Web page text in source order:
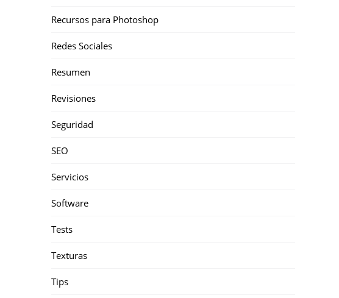
Recursos para Photoshop
Redes Sociales
Resumen
Revisiones
Seguridad
SEO
Servicios
Software
Tests
Texturas
Tips